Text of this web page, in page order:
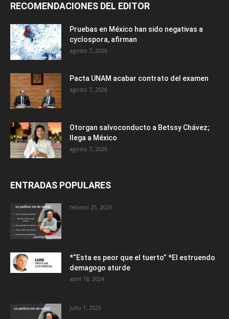
RECOMENDACIONES DEL EDITOR
Pruebas en México han sido negativas a
cyclospora, afirman
agosto 7, 2026
Pacta UNAM acabar contrato del examen
agosto 7, 2026
Otorgan salvoconducto a Betssy Chávez;
llega a México
agosto 7, 2026
ENTRADAS POPULARES
febrero 25, 2025
*“Esta es peor que el tuerto” *El estruendo
demagogo aturde
abril 18, 2024
julio 1, 2025